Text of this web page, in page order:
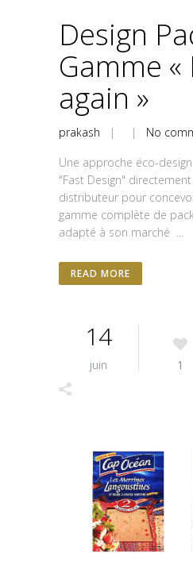
Design
Gamme
again »
prakash | | No
Une approche éco-
"Fast Design"
distributeur pour
gamme complète de
adapté à son marché ...
READ MORE
14
juin 1